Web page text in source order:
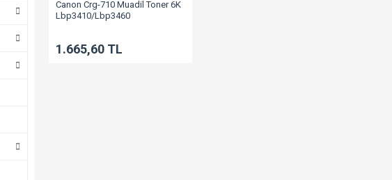
Canon Crg-710 Muadil Toner 6K
Lbp3410/Lbp3460
1.665,60 TL